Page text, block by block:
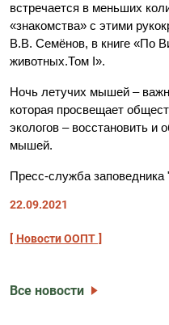
встречается в меньших
«знакомства» с этими
В.В. Семёнов, в книге «По
животных.Том I».
Ночь летучих мышей –
которая просвещает
экологов – восстановить и
мышей.
Пресс-служба
22.09.2021
Новости ООПТ
Все новости